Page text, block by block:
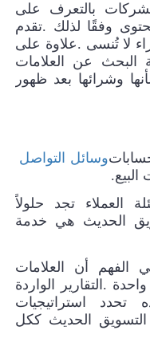
بالتعرف على
وفقًا لذلك .تقدم
لا تُنسى .علاوة على
البحث عن العلامات
وشرائها بعد ظهور
وسائل التواصل
.
العملاء تجد حلولاً
الحديث هي خدمة
الفهم أن العلامات
.التقارير الواردة
تحدد استراتيجيات
الحديث ككل